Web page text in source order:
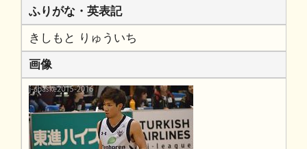
ふりがな・英表記
きしもと りゅういち
画像